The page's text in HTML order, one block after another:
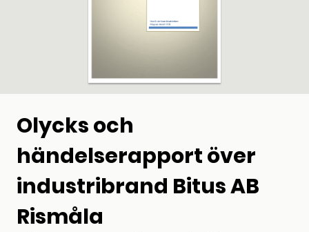
Olycks och
händelserapport över
industribrand Bitus AB
Rismåla